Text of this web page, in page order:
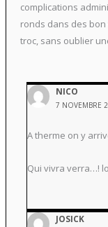
complications
ronds dans des
troc, sans oublier
NICO
7 NOVEMBRE
A therme on y
Qui vivra verra…!
JOSICK